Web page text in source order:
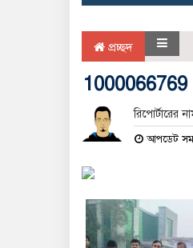
প্রচ্ছদ
1000066769
রিপোর্টারের
আপডেট